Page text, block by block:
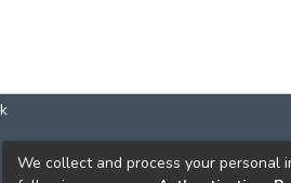
КОНТАКТИ
We collect and process your personal